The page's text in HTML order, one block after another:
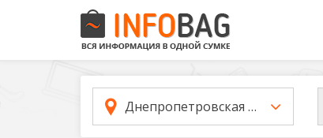
Днепропетровская область